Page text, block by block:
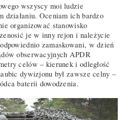
wszyscy moi ludzie
działaniu. Oceniam ich bardzo
organizować stanowisko
je w inny rejon i należycie
zamaskowani, w dzień
obserwacyjnych APDR
celów – kierunek i odległość
dywizjonu był zawsze celny –
baterii dowodzenia.